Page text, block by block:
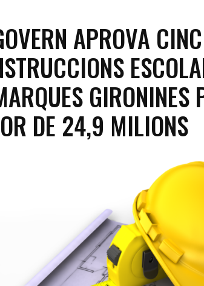
APROVA
GIRONINES
DE 24,9 MILIONS